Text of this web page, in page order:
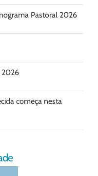
Pastoral 2026
2026
começa nesta